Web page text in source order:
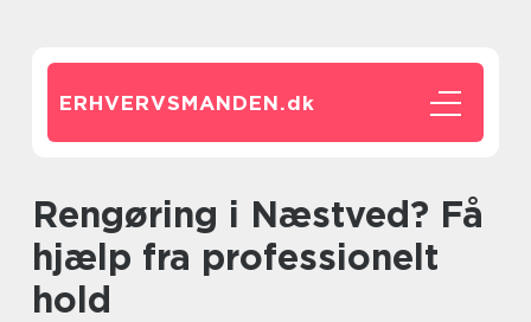
ERHVERVSMANDEN.dk
Rengøring i Næstved? Få
hjælp fra professionelt
hold